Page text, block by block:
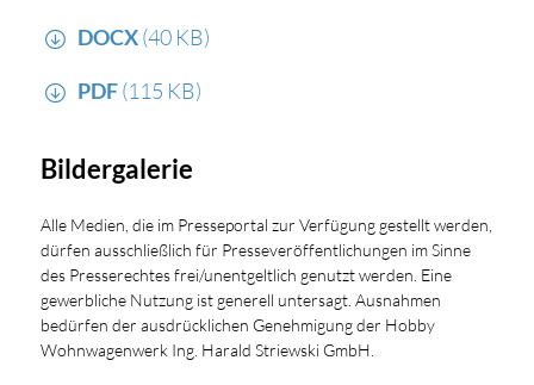
DOCX(40 KB)
PDF(115 KB)
Bildergalerie
Alle Medien, die im Presseportal zur Verfügung gestellt werden,
dürfen ausschließlich für Presseveröffentlichungen im Sinne
des Presserechtes frei/unentgeltlich genutzt werden. Eine
gewerbliche Nutzung ist generell untersagt. Ausnahmen
bedürfen der ausdrücklichen Genehmigung der Hobby
Wohnwagenwerk Ing. Harald Striewski GmbH.